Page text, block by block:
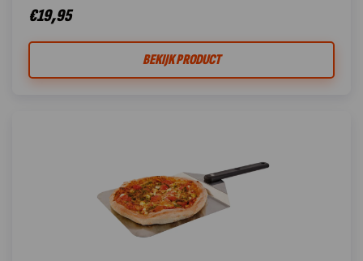
€19,95
BEKIJK PRODUCT